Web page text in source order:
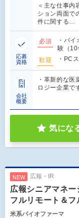
＜主な仕事内
ション両面で
件に関する…
応募
資格
必須
・バ
験（
歓迎
・PC
会社
概要
・革新的な医
ロジー企業で
気にな
NEW 広報・IR
広報シニアマネ
フルリモート＆フ
米系バイオファーマ